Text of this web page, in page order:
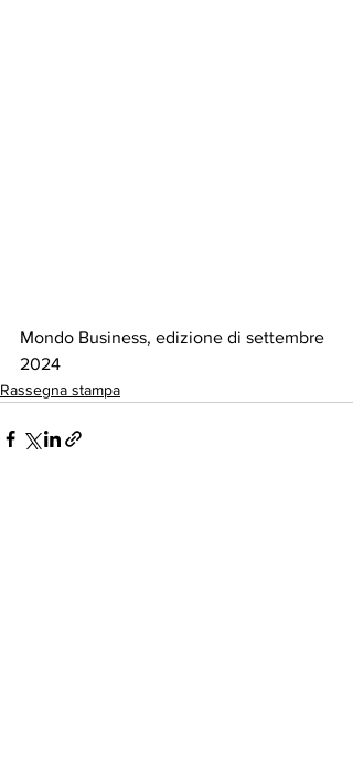
Mondo Business, edizione di settembre
2024
Rassegna stampa